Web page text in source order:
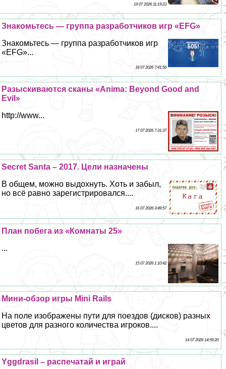
19 07 2026 11:19:23
Знакомьтесь — группа разработчиков игр «EFG»
Знакомьтесь — группа разработчиков игр
«EFG»...
18 07 2026 7:41:56
Разыскиваются сканы «Anima: Beyond Good and
Evil»
http://www...
17 07 2026 7:31:37
Secret Santa – 2017. Цели назначены
В общем, можно выдохнуть. Хоть и забыл,
но всё равно зарегистрировался....
16 07 2026 3:49:57
План побега из «Комнаты 25»
...
15 07 2026 1:10:42
Мини-обзор игры Mini Rails
На поле изображены пути для поездов (дисков) разных
цветов для разного количества игроков....
14 07 2026 14:59:20
Yggdrasil – распечатай и играй